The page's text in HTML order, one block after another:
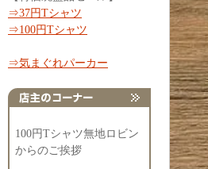
⇒37円Tシャツ
⇒100円Tシャツ
⇒気まぐれパーカー
100円Tシャツ無地ロビン
からのご挨拶